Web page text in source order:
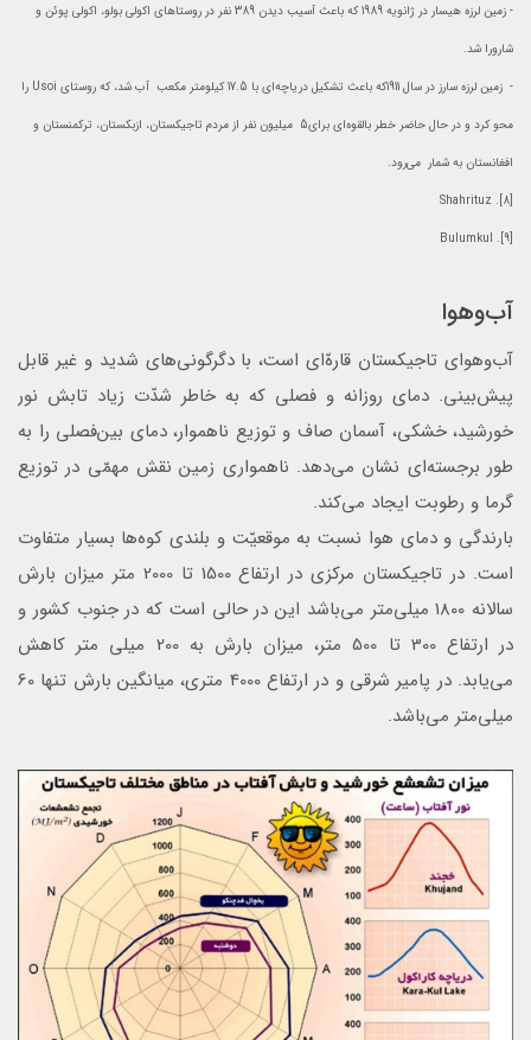
- زمين لرزه هيسار در ژانويه 1989 که باعث آسيب ديدن 389 نفر ‌در روستاهاى اکولى بولو،‌ اکولى پوئن و
شارورا شد.
- زمين لرزه سارز در سال 1911كه باعث تشکيل درياچه‌اى با 17.5 کيلومتر مکعب آب شد، که روستاى Usoi را
محو کرد و در حال حاضر خطر بالقوه‌اى براى5 ميليون نفر از مردم تاجيکستان، ازبکستان، ترکمنستان و
افغانستان به شمار مى‌رود.
آب‌و‌هوا
آب‌و‌هوای تاجیکستان قارهّ‌ای است، با دگرگونی‌های شدید و غير قابل
پيش‌بينی. دمای روزانه و فصلی که به خاطر شدّت زیاد تابش نور
خورشید، خشکی، آسمان صاف و توزیع ناهموار، دمای بین‌فصلی را به
طور برجسته‌ای نشان مي‌دهد. ناهمواری زمین نقش مهمّی در توزیع
گرما و رطوبت ایجاد مي‌كند.
بارندگی و دمای هوا نسبت به موقعیّت و بلندی كوه‌ها بسیار متفاوت
است. در تاجیکستان مرکزی در ارتفاع 1500 تا 2000 متر میزان بارش
سالانه 1800 میلی‌متر مي‌باشد این در حالی است که در جنوب کشور و
در ارتفاع 300 تا 500 متر، میزان بارش به 200 میلی متر کاهش
می‌یابد. در پامیر شرقی و در ارتفاع 4000 متری، میانگین بارش تنها 60
میلی‌متر می‌باشد.